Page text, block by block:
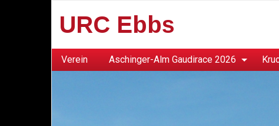
URC Ebbs
Verein Aschinger-Alm Gaudirace 2026